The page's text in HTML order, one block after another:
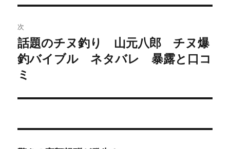
ゲ
ー
シ
ョ
ン
稿:
次
次
の
投
話題のチヌ釣り 山元八郎 チヌ爆
釣バイブル ネタバレ 暴露と口コ
ミ